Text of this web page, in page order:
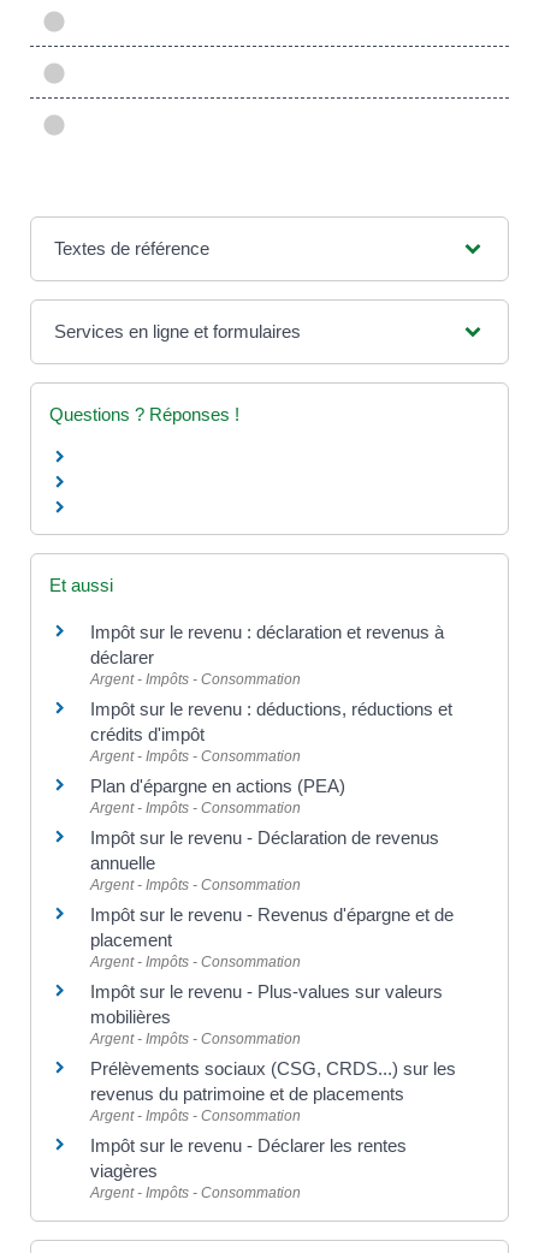
Textes de référence
Services en ligne et formulaires
Questions ? Réponses !
Et aussi
Impôt sur le revenu : déclaration et revenus à
déclarer
Argent - Impôts - Consommation
Impôt sur le revenu : déductions, réductions et
crédits d'impôt
Argent - Impôts - Consommation
Plan d'épargne en actions (PEA)
Argent - Impôts - Consommation
Impôt sur le revenu - Déclaration de revenus
annuelle
Argent - Impôts - Consommation
Impôt sur le revenu - Revenus d'épargne et de
placement
Argent - Impôts - Consommation
Impôt sur le revenu - Plus-values sur valeurs
mobilières
Argent - Impôts - Consommation
Prélèvements sociaux (CSG, CRDS...) sur les
revenus du patrimoine et de placements
Argent - Impôts - Consommation
Impôt sur le revenu - Déclarer les rentes
viagères
Argent - Impôts - Consommation